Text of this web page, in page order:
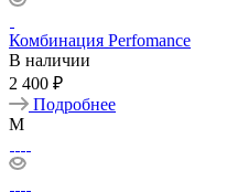
Комбинация Perfomance
В наличии
2 400 ₽
Подробнее
M